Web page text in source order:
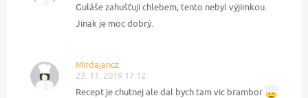
Guláše zahušťuji chlebem, tento nebyl výjimkou.
Jinak je moc dobrý.
Mirdajancz
23. 11. 2019 17:12
Recept je chutnej ale dal bych tam vic brambor